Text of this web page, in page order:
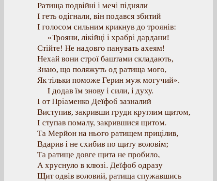
Ратища подвійні і мечі підняли
І геть одігнали, він подався збитий
І голосом сильним крикнув до троянів:
«Трояни, лікійці і храбрі дардани!
Стійте! Не надовго панувать ахеям!
Нехай вони строї баштами складають,
Знаю, що поляжуть од ратища мого,
Як тільки поможе Герин муж могучий».
І додав їм знову і сили, і духу.
І от Пріаменко Деїфоб зазналий
Виступив, закривши груди круглим щитом,
І ступав помалу, закрившися щитом.
Та Мерйон на нього ратищем прицілив,
Вдарив і не схибив по щиту воловім;
Та ратище довге щита не пробило,
А хруснуло в клюзі. Деїфоб одразу
Щит одвів воловий, ратища спужавшись